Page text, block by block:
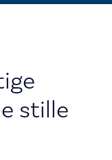
stille